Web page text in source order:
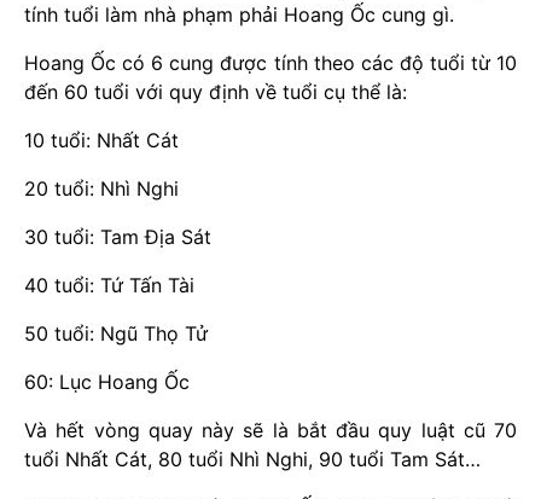
tính tuổi làm nhà phạm phải Hoang Ốc cung gì.
Hoang Ốc có 6 cung được tính theo các độ tuổi từ 10
đến 60 tuổi với quy định về tuổi cụ thể là:
10 tuổi: Nhất Cát
20 tuổi: Nhì Nghi
30 tuổi: Tam Địa Sát
40 tuổi: Tứ Tấn Tài
50 tuổi: Ngũ Thọ Tử
60: Lục Hoang Ốc
Và hết vòng quay này sẽ là bắt đầu quy luật cũ 70
tuổi Nhất Cát, 80 tuổi Nhì Nghi, 90 tuổi Tam Sát…